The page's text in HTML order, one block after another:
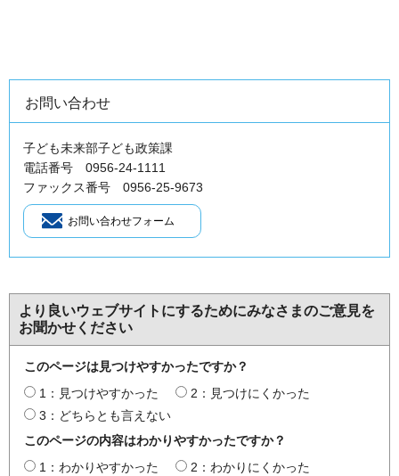
お問い合わせ
子ども未来部子ども政策課
電話番号 0956-24-1111
ファックス番号 0956-25-9673
より良いウェブサイトにするためにみなさまのご意見を
お聞かせください
このページは見つけやすかったですか？
1：見つけやすかった
2：見つけにくかった
3：どちらとも言えない
このページの内容はわかりやすかったですか？
1：わかりやすかった
2：わかりにくかった